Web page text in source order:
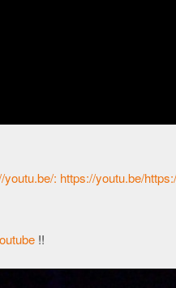
youtu.be/: https://youtu.be/
!!